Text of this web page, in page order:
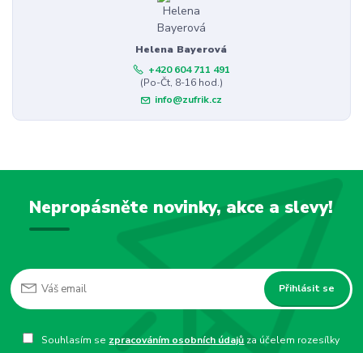
Helena Bayerová
+420 604 711 491
(Po-Čt, 8-16 hod.)
info@zufrik.cz
Nepropásněte novinky, akce a slevy!
Přihlásit se
Souhlasím se zpracováním osobních údajů za účelem rozesílky